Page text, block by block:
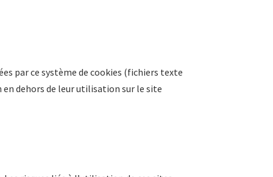
par ce système de cookies (fichiers texte
dehors de leur utilisation sur le site